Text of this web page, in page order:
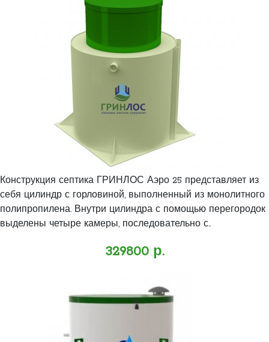
Конструкция септика ГРИНЛОС Аэро 25 представляет из
себя цилиндр с горловиной, выполненный из монолитного
полипропилена. Внутри цилиндра с помощью перегородок
выделены четыре камеры, последовательно с..
329800 р.